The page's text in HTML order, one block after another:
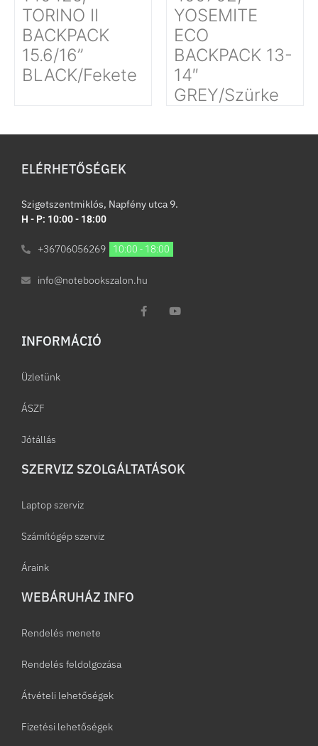
TORINO II
BACKPACK
15.6/16’’
BLACK/Fekete
YOSEMITE
ECO
BACKPACK 13-
14″
GREY/Szürke
ELÉRHETŐSÉGEK
Szigetszentmiklós, Napfény utca 9.
H - P: 10:00 - 18:00
+36706056269 10:00 - 18:00
info@notebookszalon.hu
INFORMÁCIÓ​
Üzletünk
ÁSZF
Jótállás
SZERVIZ SZOLGÁLTATÁSOK
Laptop szerviz
Számítógép szerviz
Áraink
WEBÁRUHÁZ INFO
Rendelés menete
Rendelés feldolgozása
Átvételi lehetőségek
Fizetési lehetőségek